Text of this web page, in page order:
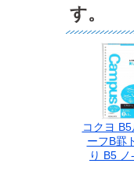
す。
コクヨ B5
ーフB罫
り B5